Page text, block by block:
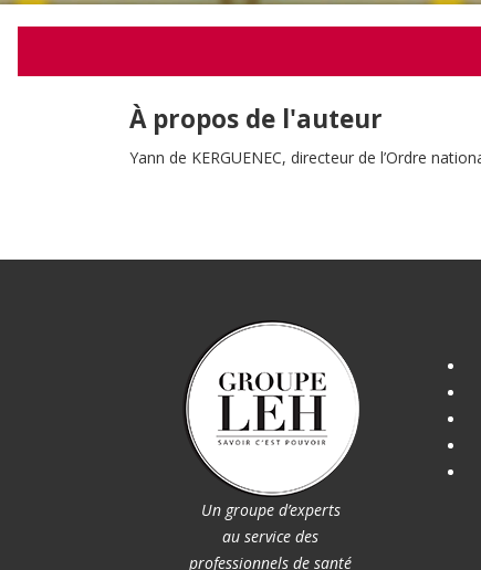
À propos de l'auteur
Yann de KERGUENEC, directeur de l’Ordre
Un groupe d’experts
au service des
professionnels de santé